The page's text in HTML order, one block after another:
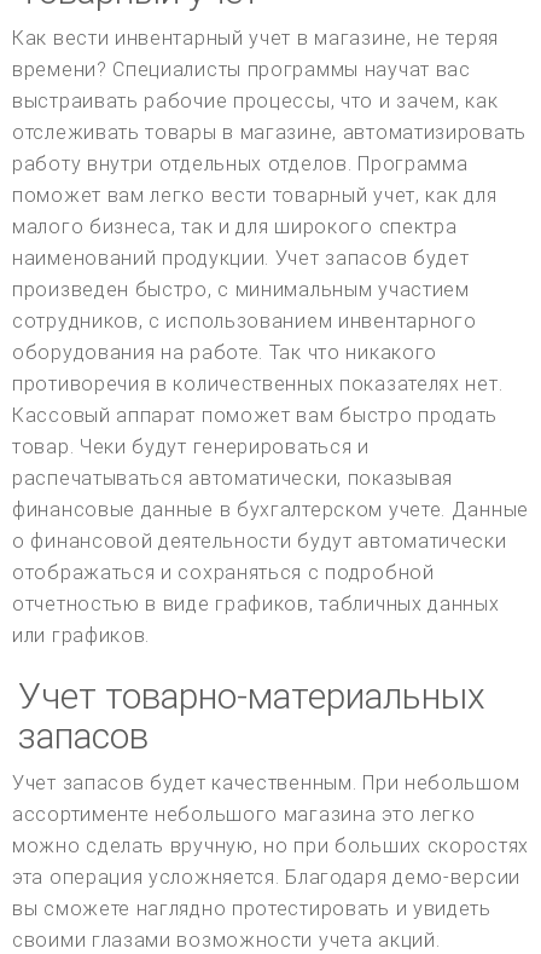
Как вести инвентарный учет в магазине, не теряя
времени? Специалисты программы научат вас
выстраивать рабочие процессы, что и зачем, как
отслеживать товары в магазине, автоматизировать
работу внутри отдельных отделов. Программа
поможет вам легко вести товарный учет, как для
малого бизнеса, так и для широкого спектра
наименований продукции. Учет запасов будет
произведен быстро, с минимальным участием
сотрудников, с использованием инвентарного
оборудования на работе. Так что никакого
противоречия в количественных показателях нет.
Кассовый аппарат поможет вам быстро продать
товар. Чеки будут генерироваться и
распечатываться автоматически, показывая
финансовые данные в бухгалтерском учете. Данные
о финансовой деятельности будут автоматически
отображаться и сохраняться с подробной
отчетностью в виде графиков, табличных данных
или графиков.
Учет товарно-материальных
запасов
Учет запасов будет качественным. При небольшом
ассортименте небольшого магазина это легко
можно сделать вручную, но при больших скоростях
эта операция усложняется. Благодаря демо-версии
вы сможете наглядно протестировать и увидеть
своими глазами возможности учета акций.